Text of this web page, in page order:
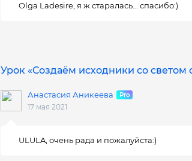
Olga Ladesire, я ж старалась... спасибо:)
Урок «Создаём исходники со светом
Анастасия Аникеева
17 мая 2021
ULULA, очень рада и пожалуйста:)